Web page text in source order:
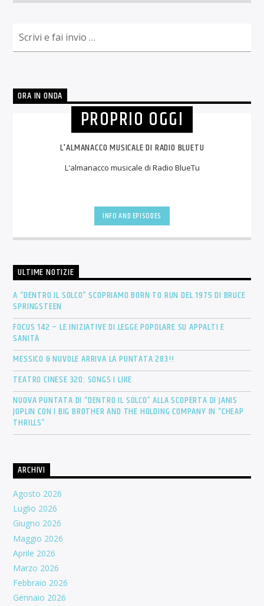
ORA IN ONDA
PROPRIO OGGI
L'ALMANACCO MUSICALE DI RADIO BLUETU
L'almanacco musicale di Radio BlueTu
INFO AND EPISODES
ULTIME NOTIZIE
A “DENTRO IL SOLCO” SCOPRIAMO BORN TO RUN DEL 1975 DI BRUCE
SPRINGSTEEN
FOCUS 142 – LE INIZIATIVE DI LEGGE POPOLARE SU APPALTI E
SANITÀ
MESSICO & NUVOLE ARRIVA LA PUNTATA 283!!
TEATRO CINESE 320: SONGS I LIKE
NUOVA PUNTATA DI “DENTRO IL SOLCO” ALLA SCOPERTA DI JANIS
JOPLIN CON I BIG BROTHER AND THE HOLDING COMPANY IN “CHEAP
THRILLS”
ARCHIVI
Agosto 2026
Luglio 2026
Giugno 2026
Maggio 2026
Aprile 2026
Marzo 2026
Febbraio 2026
Gennaio 2026